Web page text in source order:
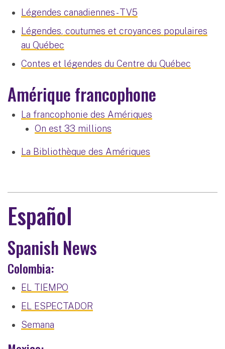
Légendes canadiennes - TV5
Légendes, coutumes et croyances populaires
au Québec
Contes et légendes du Centre du Québec
Amérique francophone
La francophonie des Amériques
On est 33 millions
La Bibliothèque des Amériques
Español
Spanish News
Colombia:
EL TIEMPO
EL ESPECTADOR
Semana